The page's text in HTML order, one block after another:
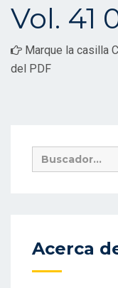
Vol. 41
Marque la casilla
del PDF
Buscar:
Acerca